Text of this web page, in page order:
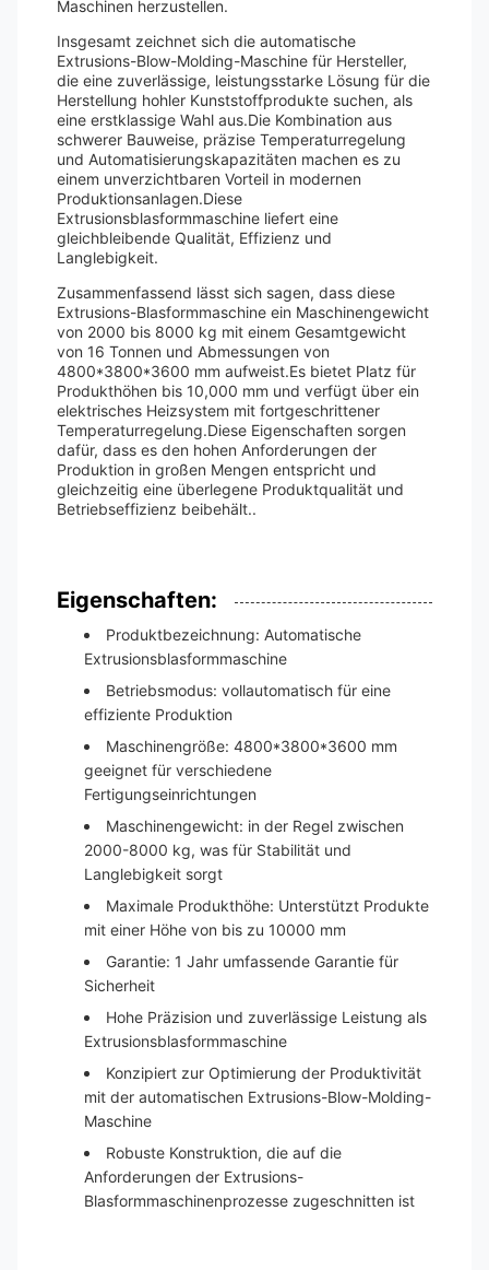
Maschinen herzustellen.
Insgesamt zeichnet sich die automatische
Extrusions-Blow-Molding-Maschine für Hersteller,
die eine zuverlässige, leistungsstarke Lösung für die
Herstellung hohler Kunststoffprodukte suchen, als
eine erstklassige Wahl aus.Die Kombination aus
schwerer Bauweise, präzise Temperaturregelung
und Automatisierungskapazitäten machen es zu
einem unverzichtbaren Vorteil in modernen
Produktionsanlagen.Diese
Extrusionsblasformmaschine liefert eine
gleichbleibende Qualität, Effizienz und
Langlebigkeit.
Zusammenfassend lässt sich sagen, dass diese
Extrusions-Blasformmaschine ein Maschinengewicht
von 2000 bis 8000 kg mit einem Gesamtgewicht
von 16 Tonnen und Abmessungen von
4800*3800*3600 mm aufweist.Es bietet Platz für
Produkthöhen bis 10,000 mm und verfügt über ein
elektrisches Heizsystem mit fortgeschrittener
Temperaturregelung.Diese Eigenschaften sorgen
dafür, dass es den hohen Anforderungen der
Produktion in großen Mengen entspricht und
gleichzeitig eine überlegene Produktqualität und
Betriebseffizienz beibehält..
Eigenschaften:
Produktbezeichnung: Automatische
Extrusionsblasformmaschine
Betriebsmodus: vollautomatisch für eine
effiziente Produktion
Maschinengröße: 4800*3800*3600 mm
geeignet für verschiedene
Fertigungseinrichtungen
Maschinengewicht: in der Regel zwischen
2000-8000 kg, was für Stabilität und
Langlebigkeit sorgt
Maximale Produkthöhe: Unterstützt Produkte
mit einer Höhe von bis zu 10000 mm
Garantie: 1 Jahr umfassende Garantie für
Sicherheit
Hohe Präzision und zuverlässige Leistung als
Extrusionsblasformmaschine
Konzipiert zur Optimierung der Produktivität
mit der automatischen Extrusions-Blow-Molding-
Maschine
Robuste Konstruktion, die auf die
Anforderungen der Extrusions-
Blasformmaschinenprozesse zugeschnitten ist